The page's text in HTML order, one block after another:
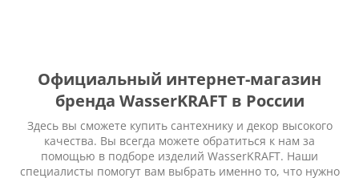
Официальный интернет-магазин
бренда WasserKRAFT в России
Здесь вы сможете купить сантехнику и декор высокого
качества. Вы всегда можете обратиться к нам за
помощью в подборе изделий WasserKRAFT. Наши
специалисты помогут вам выбрать именно то, что нужно